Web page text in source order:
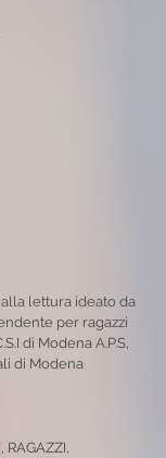
lettura ideato da
per ragazzi
di Modena A.P.S,
di Modena
RAGAZZI,